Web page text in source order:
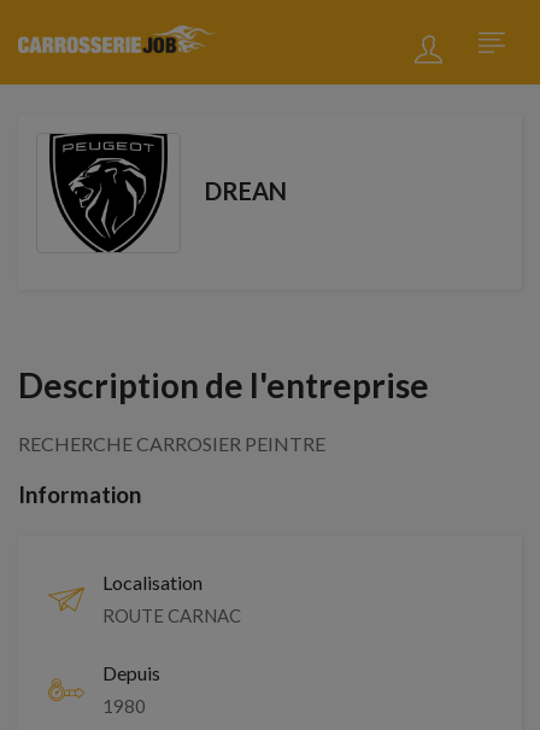
DREAN
Description de l'entreprise
RECHERCHE CARROSIER PEINTRE
Information
Localisation
ROUTE CARNAC
Depuis
1980